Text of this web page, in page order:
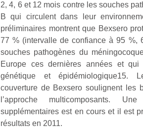
2, 4, 6 et 12 mois contre les souches
B qui circulent dans leur
préliminaires montrent que Bexsero
77 % (intervalle de confiance à 95 %,
souches pathogènes du
Europe ces dernières années et qui
génétique et épidémiologique15.
couverture de Bexsero soulignent les
l’approche multicomposants.
supplémentaires est en cours et il est
résultats en 2011.
NextGen,
une
nouvelle
trottinette
mécanique
Beeper
Les
enfants
débordent
souvent
d’énergie.
Des
trampolines
pour les
grands et
les petits !
Durant les
vacances
estivales
et avec le
retour des